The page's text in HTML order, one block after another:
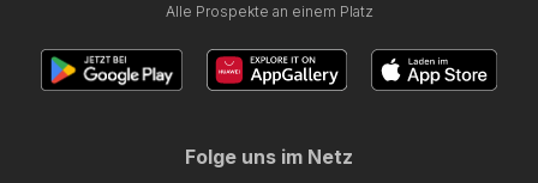
Alle Prospekte an einem Platz
Folge uns im Netz